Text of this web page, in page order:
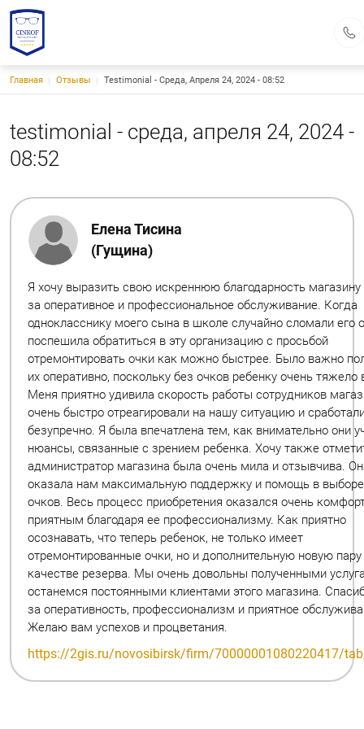
Cinkof
Услуги
до/после
Контакты и офисы
г. Новосибирск, ул. Красина, дом 68
График работы:
пн-пт с 10:00 до 19:00
сб,вс с 10:00 до 17:00
8 (923) 133-30-40 8 (923) 118-86-86
Строка навигации
Главная Отзывы Testimonial - Среда, Апреля 24, 2024 - 08:52
testimonial - среда, апреля 24, 2024 -
08:52
Елена Тисина
(Гущина)
Я хочу выразить свою искреннюю благодарность магазину
за оперативное и профессиональное обслуживание. Когда
однокласснику моего сына в школе случайно сломали его
поспешила обратиться в эту организацию с просьбой
отремонтировать очки как можно быстрее. Было важно
их оперативно, поскольку без очков ребенку очень тяжело
Меня приятно удивила скорость работы сотрудников
очень быстро отреагировали на нашу ситуацию и
безупречно. Я была впечатлена тем, как внимательно они
нюансы, связанные с зрением ребенка. Хочу также
администратор магазина была очень мила и отзывчива.
оказала нам максимальную поддержку и помощь в
очков. Весь процесс приобретения оказался очень
приятным благодаря ее профессионализму. Как приятно
осознавать, что теперь ребенок, не только имеет
отремонтированные очки, но и дополнительную новую пару
качестве резерва. Мы очень довольны полученными
останемся постоянными клиентами этого магазина.
за оперативность, профессионализм и приятное
Желаю вам успехов и процветания.
https://2gis.ru/novosibirsk/firm/70000001080220417/